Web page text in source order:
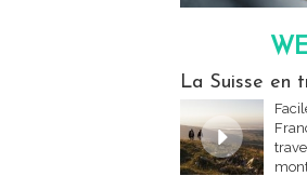
La Suisse en